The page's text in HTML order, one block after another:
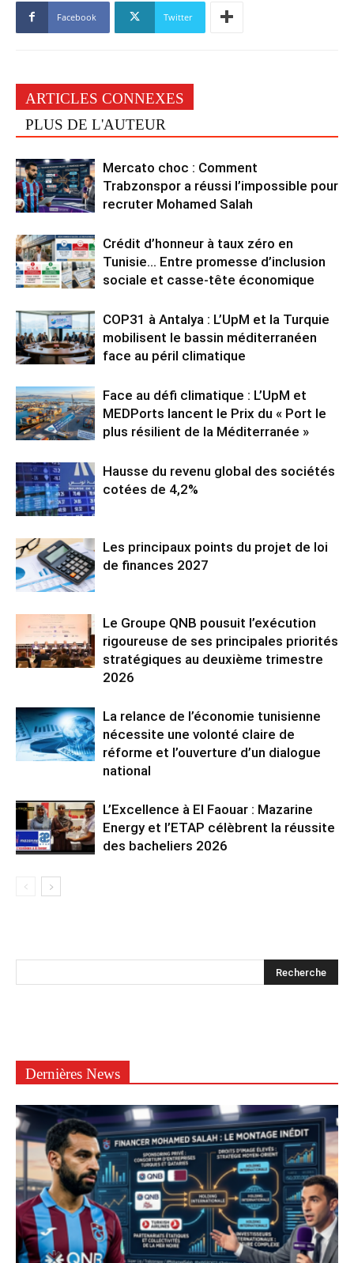
Facebook Twitter
ARTICLES CONNEXES
PLUS DE L'AUTEUR
Mercato choc : Comment
Trabzonspor a réussi l’impossible pour
recruter Mohamed Salah
Crédit d’honneur à taux zéro en
Tunisie… Entre promesse d’inclusion
sociale et casse-tête économique
COP31 à Antalya : L’UpM et la Turquie
mobilisent le bassin méditerranéen
face au péril climatique
Face au défi climatique : L’UpM et
MEDPorts lancent le Prix du « Port le
plus résilient de la Méditerranée »
Hausse du revenu global des sociétés
cotées de 4,2%
Les principaux points du projet de loi
de finances 2027
Le Groupe QNB pousuit l’exécution
rigoureuse de ses principales priorités
stratégiques au deuxième trimestre
2026
La relance de l’économie tunisienne
nécessite une volonté claire de
réforme et l’ouverture d’un dialogue
national
L’Excellence à El Faouar : Mazarine
Energy et l’ETAP célèbrent la réussite
des bacheliers 2026
Dernières News